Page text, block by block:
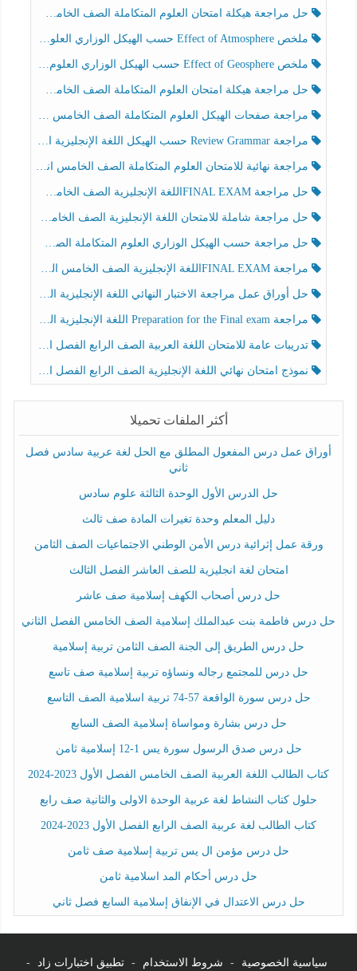
حل مراجعة هيكلة امتحان العلوم المتكاملة الصف الخامس انسبير الفصل الثالث
ملخص Effect of Atmosphere حسب الهيكل الوزاري العلوم المتكاملة الصف الخامس انسبير الفصل الثالث
ملخص Effect of Geosphere حسب الهيكل الوزاري العلوم المتكاملة الصف الخامس انسبير الفصل الثالث
حل مراجعة هيكلة امتحان العلوم المتكاملة الصف الخامس عام الفصل الثالث
مراجعة صفحات الهيكل العلوم المتكاملة الصف الخامس انسبير الفصل الثالث
مراجعة Review Grammar حسب الهيكل اللغة الإنجليزية الصف الخامس الفصل الثالث
مراجعة نهائية للامتحان العلوم المتكاملة الصف الخامس انسبير الفصل الثالث
حل مراجعة FINAL EXAMاللغة الإنجليزية الصف الخامس الفصل الثالث
حل مراجعة شاملة للامتحان اللغة الإنجليزية الصف الخامس الفصل الثالث
حل مراجعة حسب الهيكل الوزاري العلوم المتكاملة الصف الخامس عام الفصل الثالث
مراجعة FINAL EXAMاللغة الإنجليزية الصف الخامس الفصل الثالث
حل أوراق عمل مراجعة الاختبار النهائي اللغة الإنجليزية الصف الرابع الفصل الثالث
مراجعة Preparation for the Final exam اللغة الإنجليزية الصف الرابع الفصل الثالث
تدريبات عامة للامتحان اللغة العربية الصف الرابع الفصل الثالث
نموذج امتحان نهائي اللغة الإنجليزية الصف الرابع الفصل الثالث
أكثر الملفات تحميلا
أوراق عمل درس المفعول المطلق مع الحل لغة عربية سادس فصل
ثاني
حل الدرس الأول الوحدة الثالثة علوم سادس
دليل المعلم وحدة تغيرات المادة صف ثالث
ورقة عمل إثرائية درس الأمن الوطني الاجتماعيات الصف الثامن
امتحان لغة انجليزية للصف العاشر الفصل الثالث
حل درس أصحاب الكهف إسلامية صف عاشر
حل درس فاطمة بنت عبدالملك إسلامية الصف الخامس الفصل الثاني
حل درس الطريق إلى الجنة الصف الثامن تربية إسلامية
حل درس للمجتمع رجاله ونساؤه تربية إسلامية صف تاسع
حل درس سورة الواقعة 57-74 تربية اسلامية الصف التاسع
حل درس بشارة ومواساة إسلامية الصف السابع
حل درس صدق الرسول سورة يس 1-12 إسلامية ثامن
كتاب الطالب اللغة العربية الصف الخامس الفصل الأول 2023-2024
حلول كتاب النشاط لغة عربية الوحدة الاولى والثانية صف رابع
كتاب الطالب لغة عربية الصف الرابع الفصل الأول 2023-2024
حل درس مؤمن ال يس تربية إسلامية صف ثامن
حل درس أحكام المد اسلامية ثامن
حل درس الاعتدال في الإنفاق إسلامية السابع فصل ثاني
سياسية الخصوصية - شروط الاستخدام - تطبيق اختبارات زاد -